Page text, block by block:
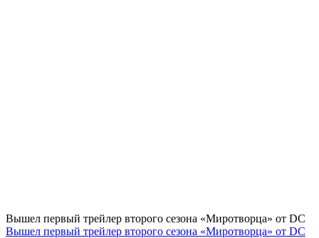
Вышел первый трейлер второго сезона «Миротворца» от DC
Вышел первый трейлер второго сезона «Миротворца» от DC